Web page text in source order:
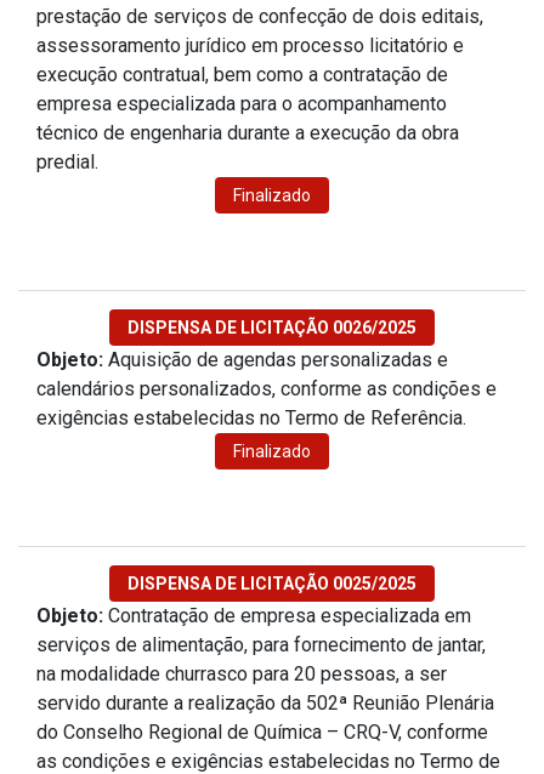
prestação de serviços de confecção de dois editais,
assessoramento jurídico em processo licitatório e
execução contratual, bem como a contratação de
empresa especializada para o acompanhamento
técnico de engenharia durante a execução da obra
predial.
Finalizado
DISPENSA DE LICITAÇÃO 0026/2025
Objeto: Aquisição de agendas personalizadas e
calendários personalizados, conforme as condições e
exigências estabelecidas no Termo de Referência.
Finalizado
DISPENSA DE LICITAÇÃO 0025/2025
Objeto: Contratação de empresa especializada em
serviços de alimentação, para fornecimento de jantar,
na modalidade churrasco para 20 pessoas, a ser
servido durante a realização da 502ª Reunião Plenária
do Conselho Regional de Química – CRQ-V, conforme
as condições e exigências estabelecidas no Termo de